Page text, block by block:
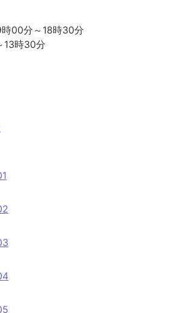
00分～18時30分
13時30分